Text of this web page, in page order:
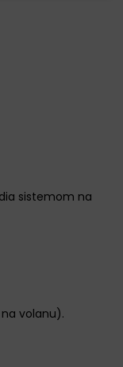
sistemom na
volanu).